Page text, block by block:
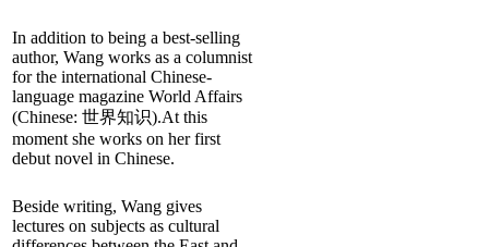
In addition to being a best-selling
author, Wang works as a columnist
for the international Chinese-
language magazine World Affairs
(Chinese: 世界知识).At this
moment she works on her first
debut novel in Chinese.
Beside writing, Wang gives
lectures on subjects as cultural